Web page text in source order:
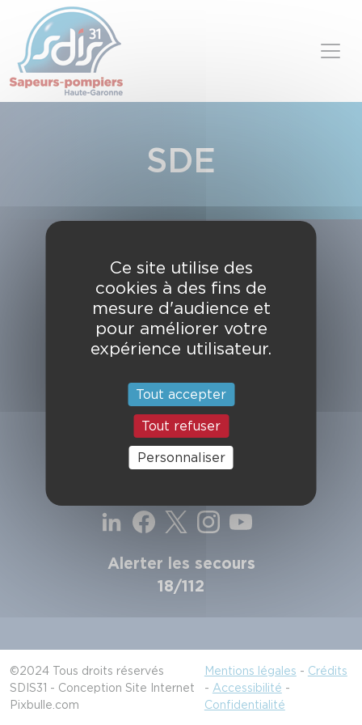
SDE
49, chemin de l'Armurié
C.S. 80123
31772 COLOMIERS CEDEX
Contactez-nous
Alerter les secours
18/112
©2024 Tous droits réservés
SDIS31 - Conception Site Internet
Pixbulle.com
Mentions légales - Crédits
- Accessibilité -
Confidentialité
Panneau de gestion des cookies
Ce site utilise des
cookies à des fins de
mesure d'audience et
pour améliorer votre
expérience utilisateur.
Tout accepter
Tout refuser
Personnaliser